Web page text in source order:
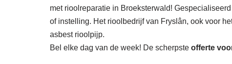
met rioolreparatie in Broeksterwald!
of instelling. Het rioolbedrijf van Fryslân, ook voor
asbest rioolpijp.
Bel elke dag van de week! De scherpste offerte